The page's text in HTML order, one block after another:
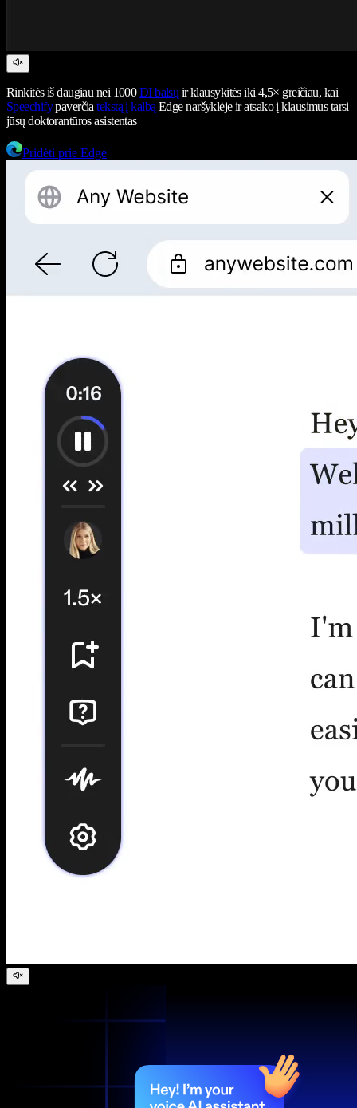
Rinkitės iš daugiau nei 1000DI balsų ir klausykitės iki 4,5× greičiau, kai
Speechifypaverčiatekstą į kalbą Edge naršyklėje ir atsako į klausimus tarsi
jūsų doktorantūros asistentas
Pridėti prie Edge